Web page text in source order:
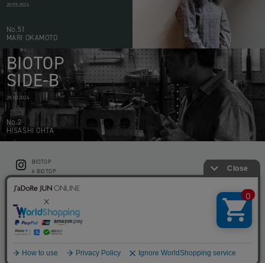
20.05.2026
No.51
MARI OKAMOTO
BIOTOP
SIDE-B
28.10.2024
No.2
HISASHI OHTA
BIOTOP
ë BIOTOP
KEEP GREEN BIOTOP
RAMUSIO BIOTOP FUKUOKA
bw BIOTOP
KITCHEN bw BIOTOP
CONTACT
PRIVACY POLICY
STORE INFO